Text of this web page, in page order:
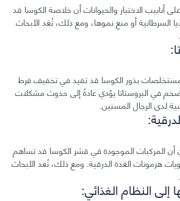
أنابيب الاختبار والحيوانات أن خلاصة الكوسا قد
السرطانية أو منع نموها، ومع ذلك، تُعَد الأبحاث
مستخلصات بذور الكوسا قد تفيد في تخفيف فرط
في البروستاتا يؤدي عادةً إلى حدوث مشكلات
لدى الرجال المسنين.
أن المركبات الموجودة في قشر الكوسا قد تساهم
هرمونات الغدة الدرقية. ومع ذلك، تُعد الأبحاث